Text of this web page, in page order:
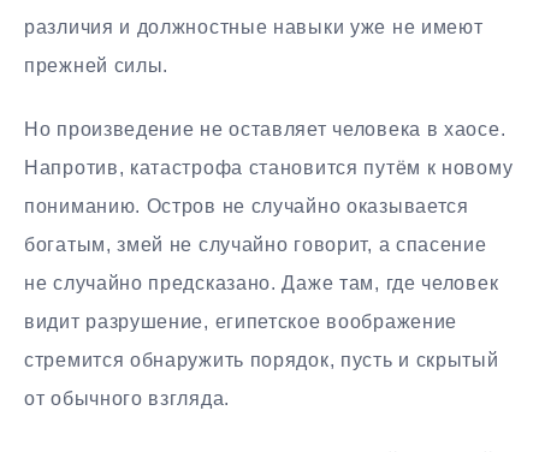
различия и должностные навыки уже не имеют
прежней силы.
Но произведение не оставляет человека в хаосе.
Напротив, катастрофа становится путём к новому
пониманию. Остров не случайно оказывается
богатым, змей не случайно говорит, а спасение
не случайно предсказано. Даже там, где человек
видит разрушение, египетское воображение
стремится обнаружить порядок, пусть и скрытый
от обычного взгляда.